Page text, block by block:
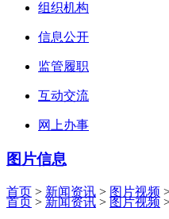
组织机构
信息公开
监管履职
互动交流
网上办事
图片信息
首页 > 新闻资讯 > 图片视频
首页 > 新闻资讯 > 图片视频